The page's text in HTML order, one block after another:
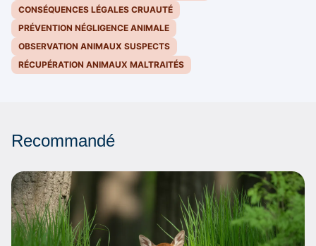
CONSÉQUENCES LÉGALES CRUAUTÉ
PRÉVENTION NÉGLIGENCE ANIMALE
OBSERVATION ANIMAUX SUSPECTS
RÉCUPÉRATION ANIMAUX MALTRAITÉS
Recommandé